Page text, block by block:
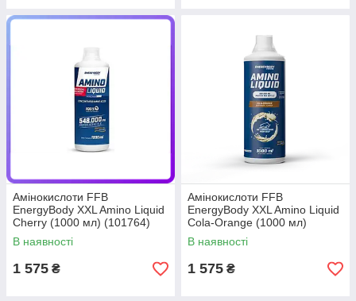
Амінокислоти FFB
EnergyBody XXL Amino Liquid
Cherry (1000 мл) (101764)
В наявності
1 575 ₴
Амінокислоти FFB
EnergyBody XXL Amino Liquid
Cola-Orange (1000 мл)
(101765)
В наявності
1 575 ₴